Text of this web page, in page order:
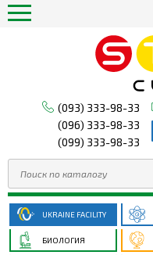
(093) 333-98-33
(096) 333-98-33
(099) 333-98-33
UKRAINE FACILITY
БИОЛОГИЯ